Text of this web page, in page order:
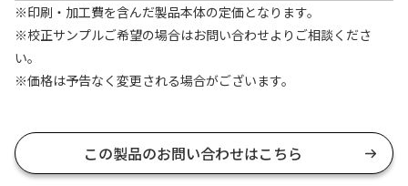
※印刷・加工費を含んだ製品本体の定価となります。
※校正サンプルご希望の場合はお問い合わせよりご相談くださ
い。
※価格は予告なく変更される場合がございます。
この製品のお問い合わせはこちら